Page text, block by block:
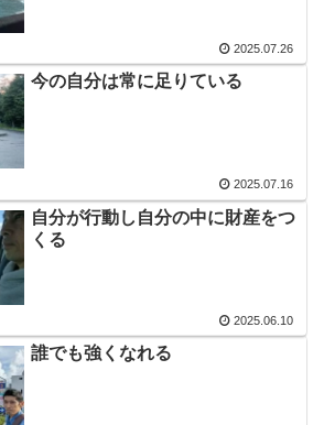
2025.07.26
今の自分は常に足りている
2025.07.16
自分が行動し自分の中に財産をつ
くる
2025.06.10
誰でも強くなれる